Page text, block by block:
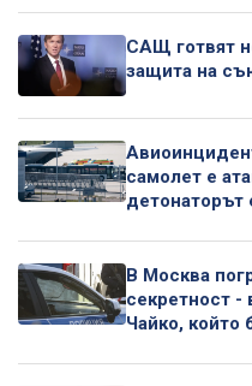
САЩ готвят
защита на
самолет е
детонаторът
В Москва
секретност -
Чайко, който